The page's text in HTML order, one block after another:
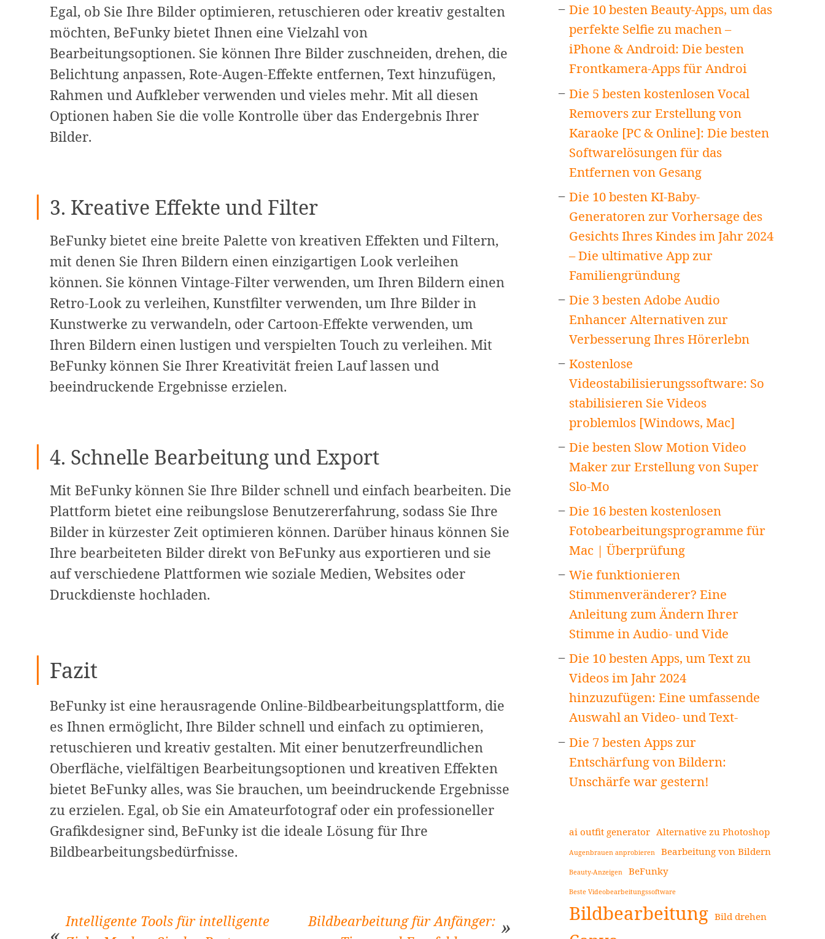
Egal, ob Sie Ihre Bilder optimieren, retuschieren oder kreativ gestalten
möchten, BeFunky bietet Ihnen eine Vielzahl von
Bearbeitungsoptionen. Sie können Ihre Bilder zuschneiden, drehen, die
Belichtung anpassen, Rote-Augen-Effekte entfernen, Text hinzufügen,
Rahmen und Aufkleber verwenden und vieles mehr. Mit all diesen
Optionen haben Sie die volle Kontrolle über das Endergebnis Ihrer
Bilder.
3. Kreative Effekte und Filter
BeFunky bietet eine breite Palette von kreativen Effekten und Filtern,
mit denen Sie Ihren Bildern einen einzigartigen Look verleihen
können. Sie können Vintage-Filter verwenden, um Ihren Bildern einen
Retro-Look zu verleihen, Kunstfilter verwenden, um Ihre Bilder in
Kunstwerke zu verwandeln, oder Cartoon-Effekte verwenden, um
Ihren Bildern einen lustigen und verspielten Touch zu verleihen. Mit
BeFunky können Sie Ihrer Kreativität freien Lauf lassen und
beeindruckende Ergebnisse erzielen.
4. Schnelle Bearbeitung und Export
Mit BeFunky können Sie Ihre Bilder schnell und einfach bearbeiten. Die
Plattform bietet eine reibungslose Benutzererfahrung, sodass Sie Ihre
Bilder in kürzester Zeit optimieren können. Darüber hinaus können Sie
Ihre bearbeiteten Bilder direkt von BeFunky aus exportieren und sie
auf verschiedene Plattformen wie soziale Medien, Websites oder
Druckdienste hochladen.
Fazit
BeFunky ist eine herausragende Online-Bildbearbeitungsplattform, die
es Ihnen ermöglicht, Ihre Bilder schnell und einfach zu optimieren,
retuschieren und kreativ gestalten. Mit einer benutzerfreundlichen
Oberfläche, vielfältigen Bearbeitungsoptionen und kreativen Effekten
bietet BeFunky alles, was Sie brauchen, um beeindruckende Ergebnisse
zu erzielen. Egal, ob Sie ein Amateurfotograf oder ein professioneller
Grafikdesigner sind, BeFunky ist die ideale Lösung für Ihre
Bildbearbeitungsbedürfnisse.
Intelligente Tools für intelligente
Bildbearbeitung für Anfänger:
Die 10 besten Beauty-Apps, um das
perfekte Selfie zu machen –
iPhone & Android: Die besten
Frontkamera-Apps für Androi
Die 5 besten kostenlosen Vocal
Removers zur Erstellung von
Karaoke [PC & Online]: Die besten
Softwarelösungen für das
Entfernen von Gesang
Die 10 besten KI-Baby-
Generatoren zur Vorhersage des
Gesichts Ihres Kindes im Jahr 2024
– Die ultimative App zur
Familiengründung
Die 3 besten Adobe Audio
Enhancer Alternativen zur
Verbesserung Ihres Hörerlebn
Kostenlose
Videostabilisierungssoftware: So
stabilisieren Sie Videos
problemlos [Windows, Mac]
Die besten Slow Motion Video
Maker zur Erstellung von Super
Slo-Mo
Die 16 besten kostenlosen
Fotobearbeitungsprogramme für
Mac | Überprüfung
Wie funktionieren
Stimmenveränderer? Eine
Anleitung zum Ändern Ihrer
Stimme in Audio- und Vide
Die 10 besten Apps, um Text zu
Videos im Jahr 2024
hinzuzufügen: Eine umfassende
Auswahl an Video- und Text-
Die 7 besten Apps zur
Entschärfung von Bildern:
Unschärfe war gestern!
ai outfit generator Alternative zu Photoshop
Augenbrauen anprobieren Bearbeitung von Bildern
Beauty-Anzeigen BeFunky
Beste Videobearbeitungssoftware
Bildbearbeitung Bild drehen